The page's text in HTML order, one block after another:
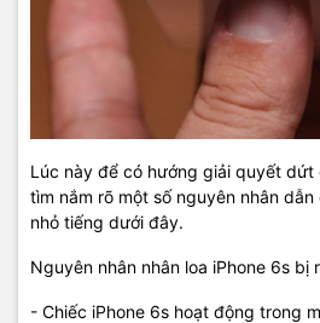
Lúc này để có hướng giải quyết
tìm nắm rõ một số nguyên nhân dẫn
nhỏ tiếng dưới đây.
Nguyên nhân nhân loa iPhone 6s bị
- Chiếc iPhone 6s hoạt động trong